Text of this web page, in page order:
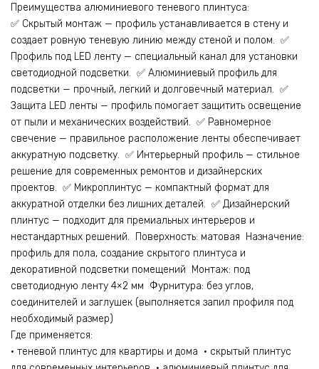
Преимущества алюминиевого теневого плинтуса:
✅ Скрытый монтаж — профиль устанавливается в стену и
создает ровную теневую линию между стеной и полом. ✅
Профиль под LED ленту — специальный канал для установки
светодиодной подсветки. ✅ Алюминиевый профиль для
подсветки — прочный, легкий и долговечный материал. ✅
Защита LED ленты — профиль помогает защитить освещение
от пыли и механических воздействий. ✅ Равномерное
свечение — правильное расположение ленты обеспечивает
аккуратную подсветку. ✅ Интерьерный профиль — стильное
решение для современных ремонтов и дизайнерских
проектов. ✅ Микроплинтус — компактный формат для
аккуратной отделки без лишних деталей. ✅ Дизайнерский
плинтус — подходит для премиальных интерьеров и
нестандартных решений. Поверхность: матовая Назначение:
профиль для пола, создание скрытого плинтуса и
декоративной подсветки помещений Монтаж: под
светодиодную ленту 4×2 мм Фурнитура: без углов,
соединителей и заглушек (выполняется запил профиля под
необходимый размер)
Где применяется:
• теневой плинтус для квартиры и дома • скрытый плинтус